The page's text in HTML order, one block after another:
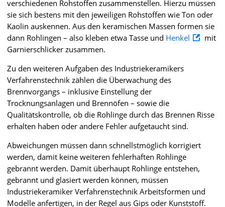
verschiedenen Rohstoffen zusammenstellen. Hierzu müssen
sie sich bestens mit den jeweiligen Rohstoffen wie Ton oder
Kaolin auskennen. Aus den keramischen Massen formen sie
dann Rohlingen – also kleben etwa Tasse und Henkel
mit
Garnierschlicker zusammen.
Zu den weiteren Aufgaben des Industriekeramikers
Verfahrenstechnik zählen die Überwachung des
Brennvorgangs – inklusive Einstellung der
Trocknungsanlagen und Brennöfen – sowie die
Qualitätskontrolle, ob die Rohlinge durch das Brennen Risse
erhalten haben oder andere Fehler aufgetaucht sind.
Abweichungen müssen dann schnellstmöglich korrigiert
werden, damit keine weiteren fehlerhaften Rohlinge
gebrannt werden. Damit überhaupt Rohlinge entstehen,
gebrannt und glasiert werden können, müssen
Industriekeramiker Verfahrenstechnik Arbeitsformen und
Modelle anfertigen, in der Regel aus Gips oder Kunststoff.